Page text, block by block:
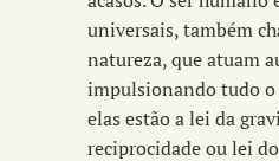
universais, também
natureza, que atuam
impulsionando tudo o
elas estão a lei da
reciprocidade ou lei